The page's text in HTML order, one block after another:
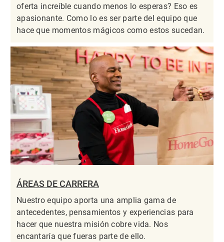
oferta increíble cuando menos lo esperas? Eso es
apasionante. Como lo es ser parte del equipo que
hace que momentos mágicos como estos sucedan.
ÁREAS DE CARRERA
Nuestro equipo aporta una amplia gama de
antecedentes, pensamientos y experiencias para
hacer que nuestra misión cobre vida. Nos
encantaría que fueras parte de ello.